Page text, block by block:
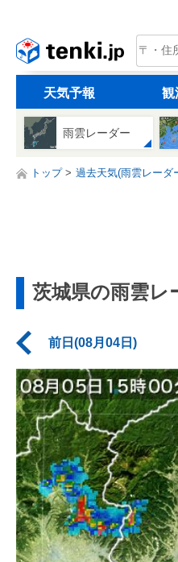
tenki.jp
天気予報 観
雨雲レーダー
トップ 過去天気(雨雲レーダ
茨城県の雨雲レ
前日(08月04日)